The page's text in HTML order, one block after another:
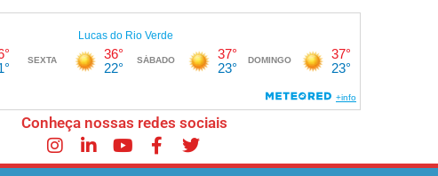
Conheça nossas redes sociais